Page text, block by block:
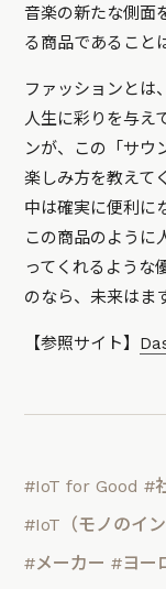
音楽の新たな側面
る商品であること
ファッションとは
人生に彩りを与え
ンが、この「サウ
楽しみ方を教えて
中は確実に便利に
この商品のように
ってくれるような
のなら、未来はま
【参照サイト】
#IoT for Good #
#IoT（モノのイン
#メーカー #ヨー